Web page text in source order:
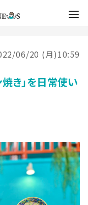
06/20 (月)10:59
き」を日常使い